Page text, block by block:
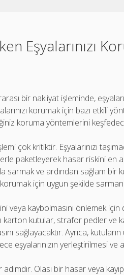
Eşyalarınızı
bir nakliyat işleminde,
korumak için bazı etkili
koruma yöntemlerini
çok kritiktir. Eşyalarınızı
paketleyerek hasar riskini en
sarmak ve ardından sağlam bir
korumak için uygun şekilde
veya kaybolmasını önlemek
karton kutular, strafor pedler ve
sağlayacaktır. Ayrıca,
eşyalarınızın yerleştirilmesi ve
Olası bir hasar veya